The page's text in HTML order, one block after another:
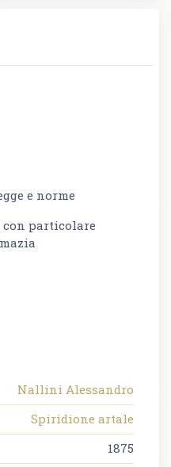
e norme
particolare
Nallini Alessandro
Spiridione artale
1875